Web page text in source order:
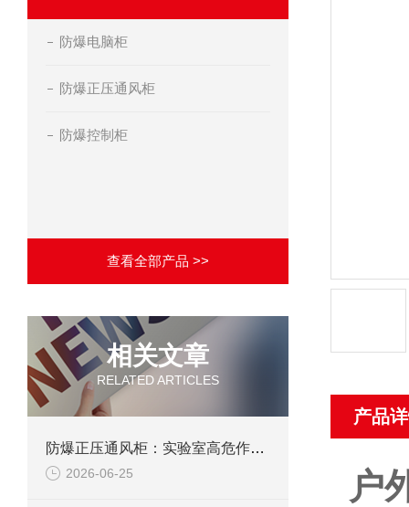
防爆电脑柜
防爆正压通风柜
防爆控制柜
查看全部产品 >>
相关文章
RELATED ARTICLES
防爆正压通风柜：实验室高危作业的安全防护载体
2026-06-25
产品
户